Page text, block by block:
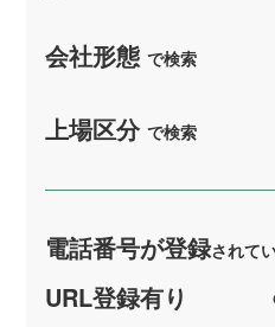
会社形態で検索
上場区分で検索
電話番号が登録されて
URL登録有り